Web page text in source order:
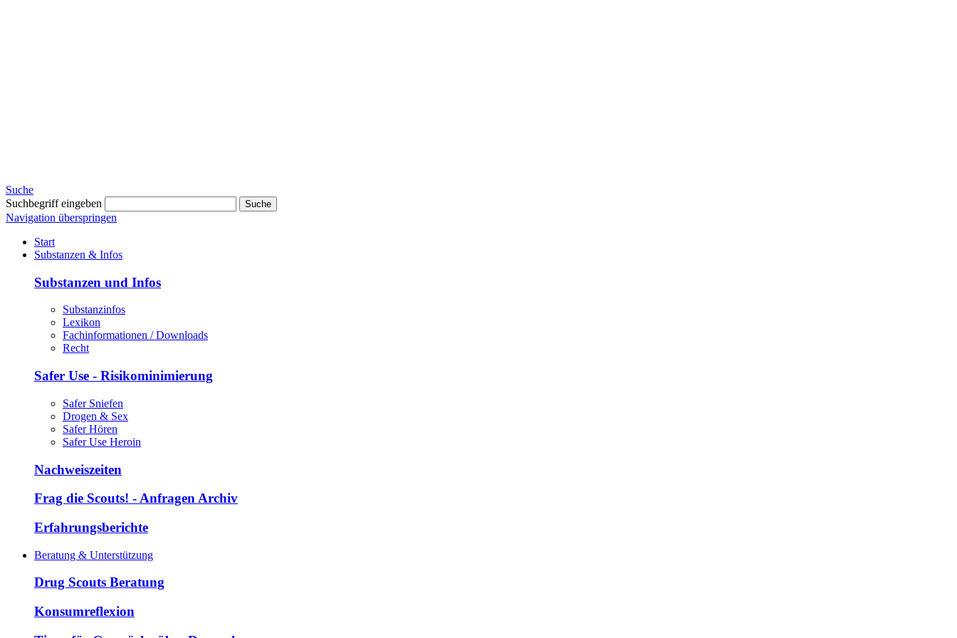
Suche
Suchbegriff eingeben
Suche
Navigation überspringen
Start
Substanzen & Infos
Substanzen und Infos
Substanzinfos
Lexikon
Fachinformationen / Downloads
Recht
Safer Use - Risikominimierung
Safer Sniefen
Drogen & Sex
Safer Hören
Safer Use Heroin
Nachweiszeiten
Frag die Scouts! - Anfragen Archiv
Erfahrungsberichte
Beratung & Unterstützung
Drug Scouts Beratung
Konsumreflexion